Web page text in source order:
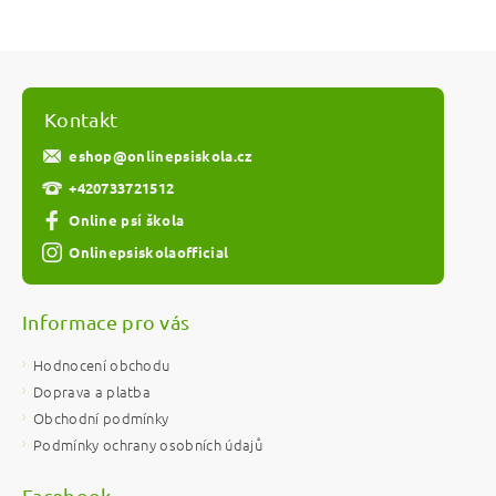
Kontakt
eshop@onlinepsiskola.cz
+420733721512
Online psí škola
Onlinepsiskolaofficial
Informace pro vás
Hodnocení obchodu
Doprava a platba
Obchodní podmínky
Podmínky ochrany osobních údajů